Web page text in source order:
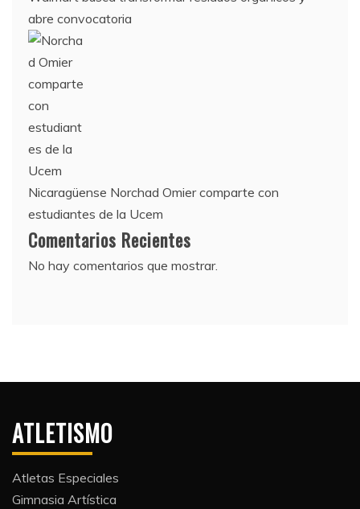
abre convocatoria
Nicaragüense Norchad Omier comparte con
estudiantes de la Ucem
Comentarios Recientes
No hay comentarios que mostrar.
ATLETISMO
Atletas Especiales
Gimnasia Artística